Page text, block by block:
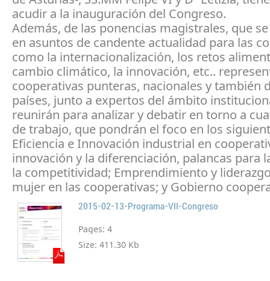
acudir a la inauguración del Congreso.
Además, de las ponencias magistrales, que
en asuntos de candente actualidad para las
como la internacionalización, los retos
cambio climático, la innovación, etc..
cooperativas punteras, nacionales y también
países, junto a expertos del ámbito
reunirán para analizar y debatir en torno a
de trabajo, que pondrán el foco en los
Eficiencia e Innovación industrial en
innovación y la diferenciación, palancas para
la competitividad; Emprendimiento y
mujer en las cooperativas; y Gobierno
2015-02-13-Programa-VII-Congreso
Pages: 4
Size: 411.30 Kb